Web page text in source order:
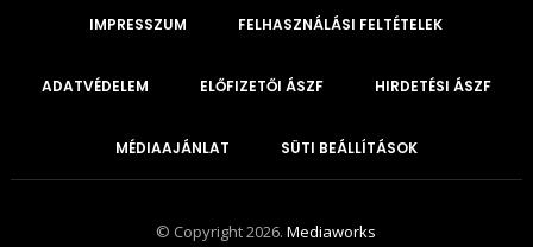
IMPRESSZUM FELHASZNÁLÁSI FELTÉTELEK
ADATVÉDELEM ELŐFIZETŐI ÁSZF HIRDETÉSI ÁSZF
MÉDIAAJÁNLAT SÜTI BEÁLLÍTÁSOK
© Copyright 2026.Mediaworks